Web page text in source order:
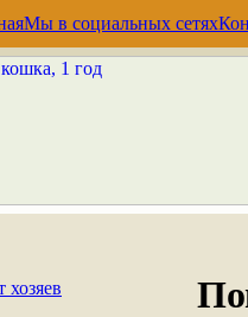
Мы в социальных сетях